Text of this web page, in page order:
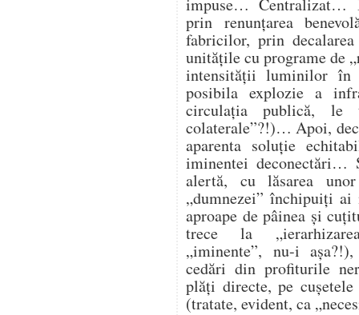
impuse… Centralizat…
prin renunțarea
fabricilor, prin
unitățile cu programe de
intensității luminilor în
posibila explozie a
circulația publică, le
colaterale”?!)… Apoi,
aparenta soluție
iminentei deconectări…
alertă, cu lăsarea
„dumnezei” închipuiți
aproape de pâinea și
trece la
„iminente”, nu-i
cedări din profiturile
plăți directe, pe
(tratate, evident, ca